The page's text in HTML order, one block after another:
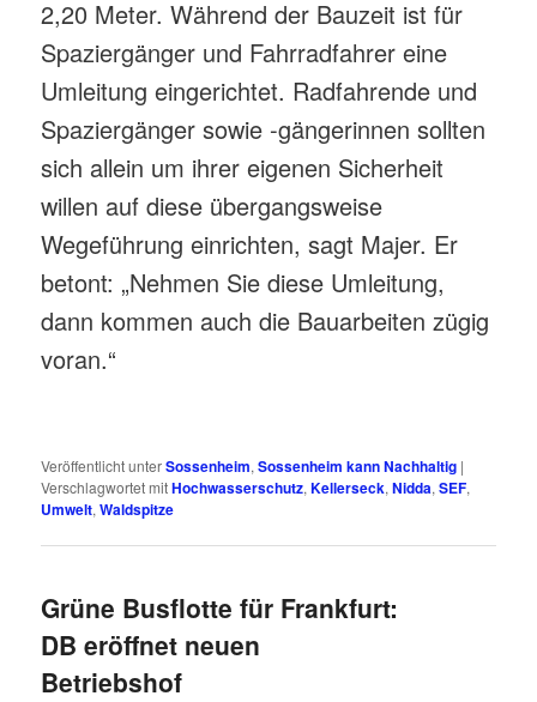
2,20 Meter. Während der Bauzeit ist für
Spaziergänger und Fahrradfahrer eine
Umleitung eingerichtet. Radfahrende und
Spaziergänger sowie -gängerinnen sollten
sich allein um ihrer eigenen Sicherheit
willen auf diese übergangsweise
Wegeführung einrichten, sagt Majer. Er
betont: „Nehmen Sie diese Umleitung,
dann kommen auch die Bauarbeiten zügig
voran.“
Veröffentlicht unterSossenheim,Sossenheim kann Nachhaltig |
Verschlagwortet mitHochwasserschutz,Kellerseck,Nidda,SEF,
Umwelt,Waldspitze
Grüne Busflotte für Frankfurt:
DB eröffnet neuen
Betriebshof